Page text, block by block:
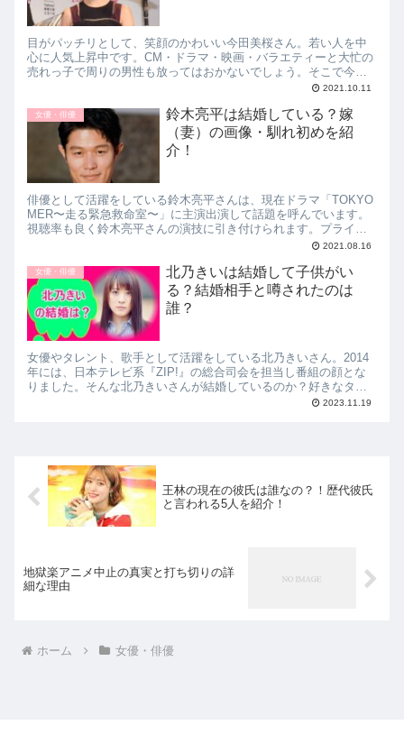
目がパッチリとして、笑顔のかわいい今田美桜さん。若い人を中
心に人気上昇中です。CM・ドラマ・映画・バラエティーと大忙の
売れっ子で周りの男性も放ってはおかないでしょう。そこで今回
は、今田美桜の歴代彼氏は５人！好きなタイプや性格を紹介！に
2021.10.11
女優・俳優
鈴木亮平は結婚している？嫁
（妻）の画像・馴れ初めを紹
介！
俳優として活躍をしている鈴木亮平さんは、現在ドラマ「TOKYO
MER〜走る緊急救命室〜」に主演出演して話題を呼んでいます。
視聴率も良く鈴木亮平さんの演技に引き付けられます。プライベ
ートはどうでしょう。そこで今回は、鈴木亮平は結婚している？
2021.08.16
女優・俳優
北乃きいは結婚して子供がい
る？結婚相手と噂されたのは
誰？
女優やタレント、歌手として活躍をしている北乃きいさん。2014
年には、日本テレビ系『ZIP!』の総合司会を担当し番組の顔とな
りました。そんな北乃きいさんが結婚しているのか？好きなタイ
プや熱愛の噂になった彼氏など、さまざまな情報をご紹介しま
2023.11.19
王林の現在の彼氏は誰なの？！歴代彼氏
と言われる5人を紹介！
地獄楽アニメ中止の真実と打ち切りの詳
細な理由
ホーム 女優・俳優